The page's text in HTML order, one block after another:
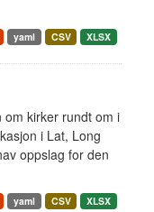
yaml CSV XLSX
om kirker rundt om i
i Lat, Long
oppslag for den
yaml CSV
XLSX